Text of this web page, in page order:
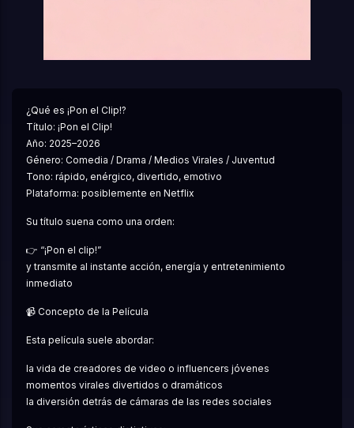
¿Qué es ¡Pon el Clip!?
Título: ¡Pon el Clip!
Año: 2025–2026
Género: Comedia / Drama / Medios Virales / Juventud
Tono: rápido, enérgico, divertido, emotivo
Plataforma: posiblemente en Netflix
Su título suena como una orden:
👉 “¡Pon el clip!”
y transmite al instante acción, energía y entretenimiento
inmediato
📹 Concepto de la Película
Esta película suele abordar:
la vida de creadores de video o influencers jóvenes
momentos virales divertidos o dramáticos
la diversión detrás de cámaras de las redes sociales